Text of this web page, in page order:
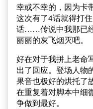
幸或不幸的，因为卡
这次有了4话就得打
话……传说中我那已
丽丽的灰飞烟灭吧。
好在对于我拼上老命
出了回应。登场人物
果音也极好的烘托了
在重复着对脚本中细
争做到最好。